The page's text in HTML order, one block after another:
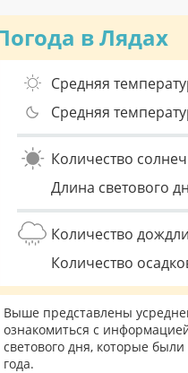
в Лядах
Средняя
Средняя
Количество
Длина светового
Количество
Количество
Выше представлены
ознакомиться с
светового дня, которые
года.